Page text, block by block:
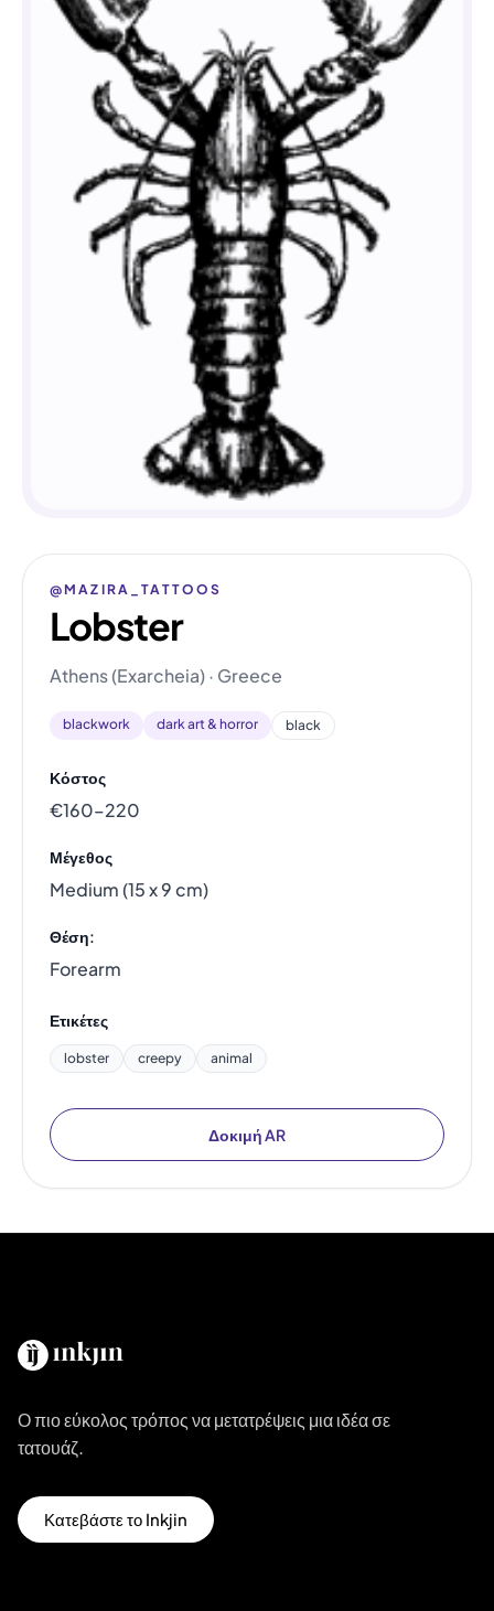
@MAZIRA_TATTOOS
Lobster
Athens (Exarcheia) · Greece
blackwork dark art & horror black
Κόστος
€160–220
Μέγεθος
Medium (15 x 9 cm)
Θέση:
Forearm
Ετικέτες
lobster creepy animal
Δοκιμή AR
Ο πιο εύκολος τρόπος να μετατρέψεις μια ιδέα σε
τατουάζ.
Κατεβάστε το Inkjin